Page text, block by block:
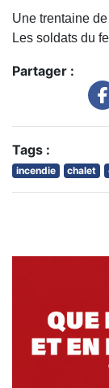
Une trentaine
Les soldats du
Partager :
Tags :
incendie chalet